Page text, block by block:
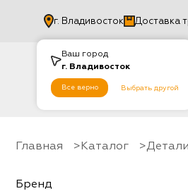
Ваш город
г. Владивосток
Все верно Выбрать другой
г. Владивосток Доставка
Главная Каталог
Бренд